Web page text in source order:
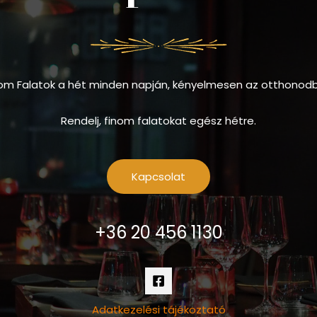
Falatok a hét minden napján, kényelmesen az
Rendelj, finom falatokat egész hétre.
Kapcsolat
+36 20 456 1130
Adatkezelési tájékoztató